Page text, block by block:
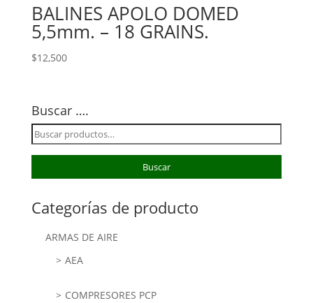
BALINES APOLO DOMED
5,5mm. – 18 GRAINS.
$12,500
Buscar ….
Buscar
por:
Buscar
Categorías de producto
ARMAS DE AIRE
AEA
COMPRESORES PCP